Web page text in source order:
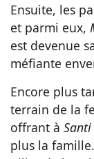
Ensuite, les
et parmi eux,
est devenue
méfiante
Encore plus
terrain de la
offrant à Santi
plus la